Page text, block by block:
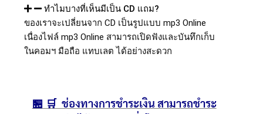
ทำไมบางที่เห็นมีเป็น CD แถม?
ของเราจะเปลี่ยนจาก CD เป็นรูปแบบ mp3 Online
เนื่องไฟล์ mp3 Online สามารถเปิดฟังและบันทึกเก็บ
ในคอมฯ มือถือ แทบเลต ได้อย่างสะดวก
🏪 🛒 ช่องทางการชำระเงิน สามารถชำระ